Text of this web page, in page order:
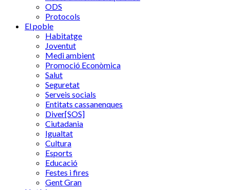
ODS
Protocols
El poble
Habitatge
Joventut
Medi ambient
Promoció Econòmica
Salut
Seguretat
Serveis socials
Entitats cassanenques
Diver[SOS]
Ciutadania
Igualtat
Cultura
Esports
Educació
Festes i fires
Gent Gran